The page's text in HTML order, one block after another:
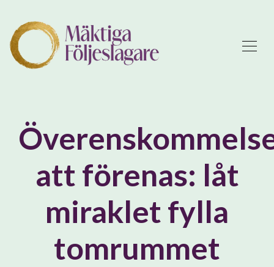
att förenas: låt
miraklet fylla
tomrummet